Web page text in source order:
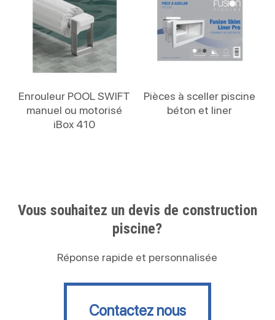
Enrouleur POOL SWIFT
manuel ou motorisé
iBox 410
Pièces à sceller piscine
béton et liner
Vous souhaitez un devis de construction
piscine?
Réponse rapide et personnalisée
Contactez nous
Contactez nous